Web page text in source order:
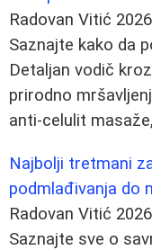
Radovan Vitić
Saznajte kako da
Detaljan vodič
prirodno
anti-celulit
Najbolji tretmani
podmlađivanja do
Radovan Vitić
Saznajte sve o